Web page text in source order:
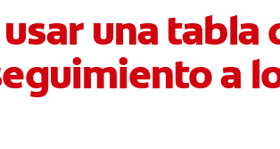
una tabla
a